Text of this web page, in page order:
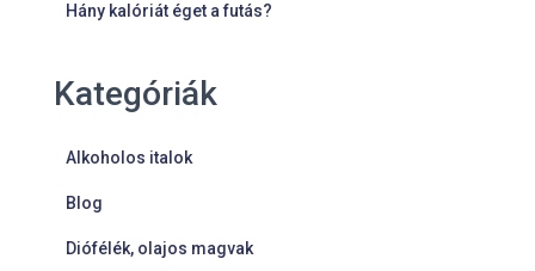
Hány kalóriát éget a futás?
Kategóriák
Alkoholos italok
Blog
Diófélék, olajos magvak